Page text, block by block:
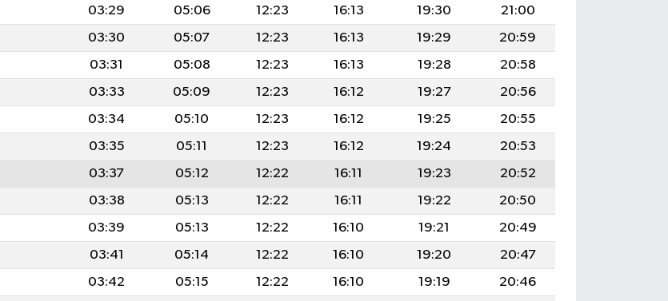
03:29 05:06 12:23 16:13 19:30
21:00
03:30 05:07 12:23 16:13 19:29
20:59
03:31 05:08 12:23 16:13 19:28
20:58
03:33 05:09 12:23 16:12 19:27
20:56
03:34 05:10 12:23 16:12 19:25
20:55
03:35 05:11 12:23 16:12 19:24
20:53
03:37 05:12 12:22 16:11 19:23
20:52
03:38 05:13 12:22 16:11 19:22
20:50
03:39 05:13 12:22 16:10 19:21
20:49
03:41 05:14 12:22 16:10 19:20
20:47
03:42 05:15 12:22 16:10 19:19
20:46